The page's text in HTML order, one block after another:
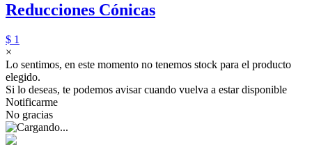
Reducciones Cónicas
$ 1
×
Lo sentimos, en este momento no tenemos stock para el producto
elegido.
Si lo deseas, te podemos avisar cuando vuelva a estar disponible
Notificarme
No gracias